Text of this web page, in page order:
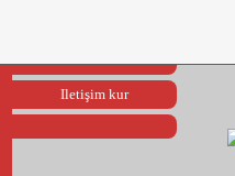
Reklam ver
Iletişim kur